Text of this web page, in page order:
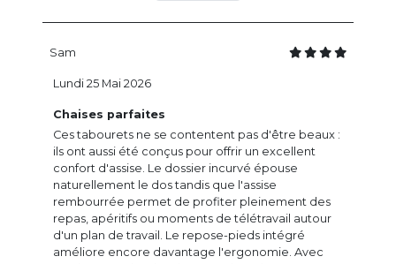
Sam
Chaises parfaites
Ces tabourets ne se contentent pas d'être beaux :
ils ont aussi été conçus pour offrir un excellent
confort d'assise. Le dossier incurvé épouse
naturellement le dos tandis que l'assise
rembourrée permet de profiter pleinement des
repas, apéritifs ou moments de télétravail autour
d'un plan de travail. Le repose-pieds intégré
améliore encore davantage l'ergonomie. Avec
Lundi 25 Mai 2026